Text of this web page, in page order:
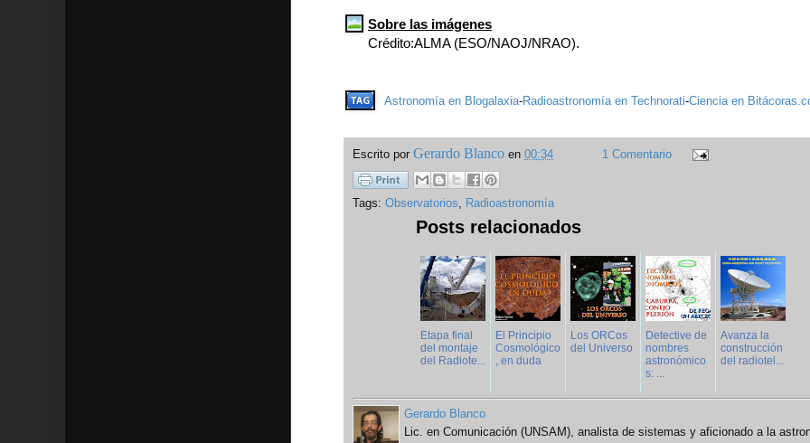
Sobre las imágenes
Crédito:ALMA (ESO/NAOJ/NRAO).
Astronomía en Blogalaxia-Radioastronomía en Technorati-Ciencia en
Escrito por Gerardo Blanco en 00:34 1 Comentario
Tags: Observatorios Radioastronomía
Posts relacionados
Etapa final
del montaje
del Radiote...
El Principio
Cosmológico
, en duda
Los ORCos
del Universo
Detective de
nombres
astronómico
s: ...
Avanza la
construcción
del radiotel...
Gerardo Blanco
Lic. en Comunicación (UNSAM), analista de sistemas y aficionado a la